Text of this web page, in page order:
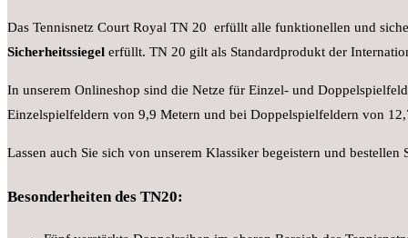
Das Tennisnetz Court Royal TN 20 erfüllt alle funktionellen und
Sicherheitssiegel erfüllt. TN 20 gilt als Standardprodukt der
In unserem Onlineshop sind die Netze für Einzel- und
Einzelspielfeldern von 9,9 Metern und bei Doppelspielfeldern von
Lassen auch Sie sich von unserem Klassiker begeistern und
Besonderheiten des TN20: